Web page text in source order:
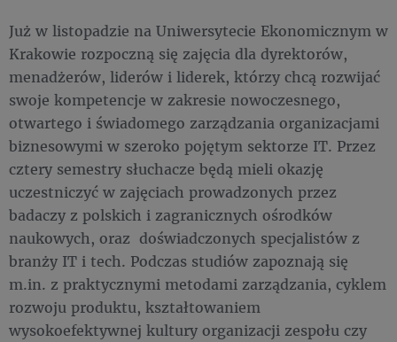
Już w listopadzie na Uniwersytecie Ekonomicznym w
Krakowie rozpoczną się zajęcia dla dyrektorów,
menadżerów, liderów i liderek, którzy chcą rozwijać
swoje kompetencje w zakresie nowoczesnego,
otwartego i świadomego zarządzania organizacjami
biznesowymi w szeroko pojętym sektorze IT. Przez
cztery semestry słuchacze będą mieli okazję
uczestniczyć w zajęciach prowadzonych przez
badaczy z polskich i zagranicznych ośrodków
naukowych, oraz doświadczonych specjalistów z
branży IT i tech. Podczas studiów zapoznają się
m.in. z praktycznymi metodami zarządzania, cyklem
rozwoju produktu, kształtowaniem
wysokoefektywnej kultury organizacji zespołu czy